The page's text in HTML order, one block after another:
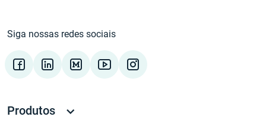
Siga nossas redes sociais
Produtos